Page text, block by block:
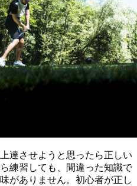
達させようと思ったら正しい
練習しても、間違った知識で
がありません。初心者が正し